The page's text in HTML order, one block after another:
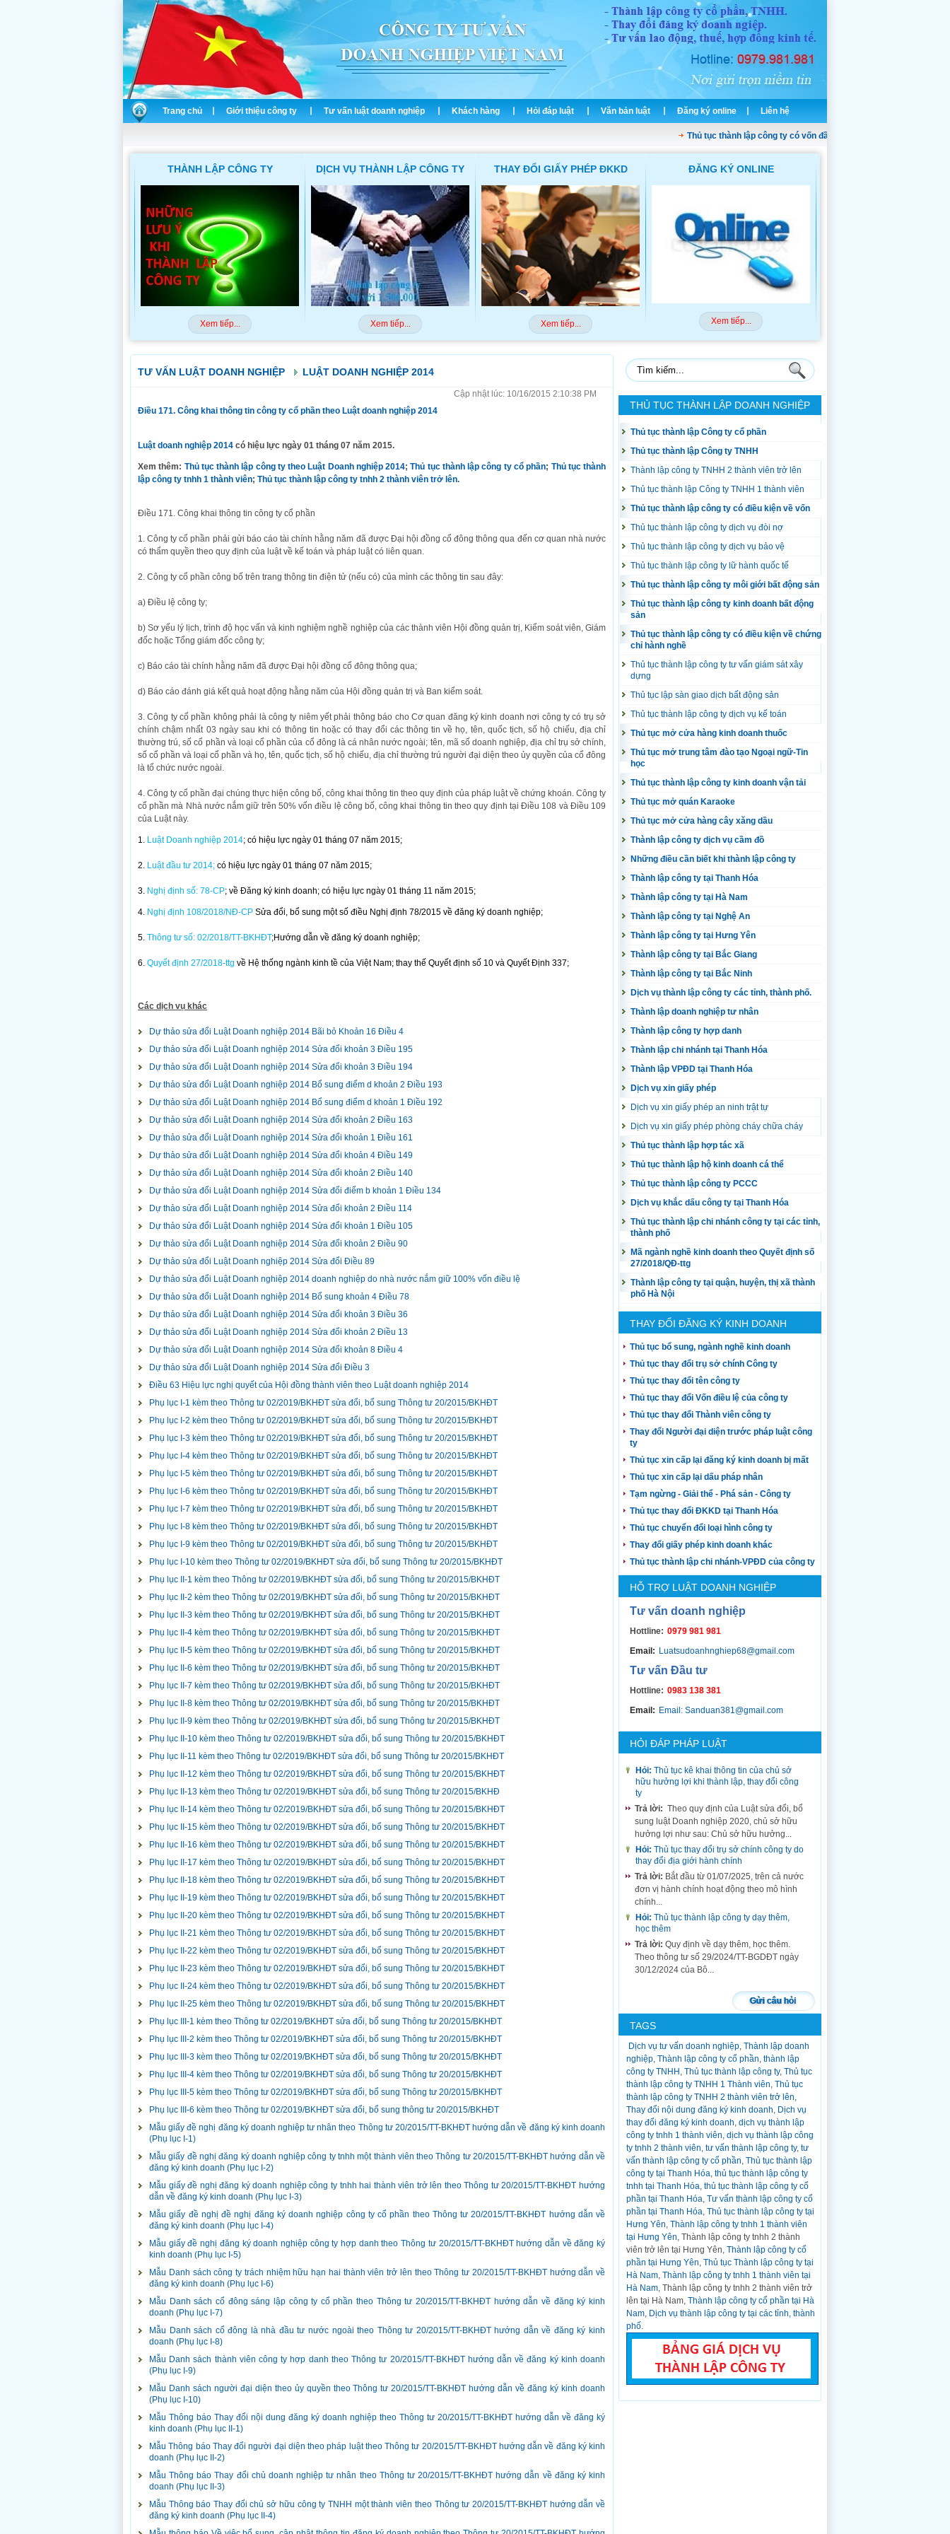
Trang chủ Giới thiệu công ty Tư vấn luật doanh nghiệp Khách hàng Hỏi đáp luật Văn bản luật Đăng ký online Liên hệ
Thủ tục thành lập công ty có vốn đầu tư nước ngoài
THÀNH LẬP CÔNG TY
Xem tiếp...
DỊCH VỤ THÀNH LẬP CÔNG TY
Xem tiếp...
THAY ĐỔI GIẤY PHÉP ĐKKD
Xem tiếp...
ĐĂNG KÝ ONLINE
Xem tiếp...
TƯ VẤN LUẬT DOANH NGHIỆP LUẬT DOANH NGHIỆP 2014
Cập nhật lúc: 10/16/2015 2:10:38 PM
Điều 171. Công khai thông tin công ty cổ phần theo Luật doanh nghiệp 2014
Luật doanh nghiệp 2014 có hiệu lực ngày 01 tháng 07 năm 2015.
Xem thêm: Thủ tục thành lập công ty theo Luật Doanh nghiệp 2014;Thủ tục thành lập công ty cổ phần; Thủ tục thành
lập công ty tnhh 1 thành viên; Thủ tục thành lập công ty tnhh 2 thành viên trở lên.
Điều 171. Công khai thông tin công ty cổ phần
1. Công ty cổ phần phải gửi báo cáo tài chính hằng năm đã được Đại hội đồng cổ đông thông qua đến cơ quan nhà nước
có thẩm quyền theo quy định của luật về kế toán và pháp luật có liên quan.
2. Công ty cổ phần công bố trên trang thông tin điện tử (nếu có) của mình các thông tin sau đây:
a) Điều lệ công ty;
b) Sơ yếu lý lịch, trình độ học vấn và kinh nghiệm nghề nghiệp của các thành viên Hội đồng quản trị, Kiểm soát viên, Giám
đốc hoặc Tổng giám đốc công ty;
c) Báo cáo tài chính hằng năm đã được Đại hội đồng cổ đông thông qua;
d) Báo cáo đánh giá kết quả hoạt động hằng năm của Hội đồng quản trị và Ban kiểm soát.
3. Công ty cổ phần không phải là công ty niêm yết phải thông báo cho Cơ quan đăng ký kinh doanh nơi công ty có trụ sở
chính chậm nhất 03 ngày sau khi có thông tin hoặc có thay đổi các thông tin về họ, tên, quốc tịch, số hộ chiếu, địa chỉ
thường trú, số cổ phần và loại cổ phần của cổ đông là cá nhân nước ngoài; tên, mã số doanh nghiệp, địa chỉ trụ sở chính,
số cổ phần và loại cổ phần và họ, tên, quốc tịch, số hộ chiếu, địa chỉ thường trú người đại diện theo ủy quyền của cổ đông
là tổ chức nước ngoài.
4. Công ty cổ phần đại chúng thực hiện công bố, công khai thông tin theo quy định của pháp luật về chứng khoán. Công ty
cổ phần mà Nhà nước nắm giữ trên 50% vốn điều lệ công bố, công khai thông tin theo quy định tại Điều 108 và Điều 109
của Luật này.
1. Luật Doanh nghiệp 2014; có hiệu lực ngày 01 tháng 07 năm 2015;
2. Luật đầu tư 2014; có hiệu lực ngày 01 tháng 07 năm 2015;
3. Nghị định số: 78-CP; về Đăng ký kinh doanh; có hiệu lực ngày 01 tháng 11 năm 2015;
4. Nghị định 108/2018/NĐ-CP Sửa đổi, bổ sung một số điều Nghị định 78/2015 về đăng ký doanh nghiệp;
5. Thông tư số: 02/2018/TT-BKHĐT;Hướng dẫn về đăng ký doanh nghiệp;
6. Quyết định 27/2018-ttg về Hệ thống ngành kinh tề của Việt Nam; thay thế Quyết định số 10 và Quyết Định 337;
Các dịch vụ khác
Dự thảo sửa đổi Luật Doanh nghiệp 2014 Bãi bỏ Khoản 16 Điều 4
Dự thảo sửa đổi Luật Doanh nghiệp 2014 Sửa đổi khoản 3 Điều 195
Dự thảo sửa đổi Luật Doanh nghiệp 2014 Sửa đổi khoản 3 Điều 194
Dự thảo sửa đổi Luật Doanh nghiệp 2014 Bổ sung điểm d khoản 2 Điều 193
Dự thảo sửa đổi Luật Doanh nghiệp 2014 Bổ sung điểm d khoản 1 Điều 192
Dự thảo sửa đổi Luật Doanh nghiệp 2014 Sửa đổi khoản 2 Điều 163
Dự thảo sửa đổi Luật Doanh nghiệp 2014 Sửa đổi khoản 1 Điều 161
Dự thảo sửa đổi Luật Doanh nghiệp 2014 Sửa đổi khoản 4 Điều 149
Dự thảo sửa đổi Luật Doanh nghiệp 2014 Sửa đổi khoản 2 Điều 140
Dự thảo sửa đổi Luật Doanh nghiệp 2014 Sửa đổi điểm b khoản 1 Điều 134
Dự thảo sửa đổi Luật Doanh nghiệp 2014 Sửa đổi khoản 2 Điều 114
Dự thảo sửa đổi Luật Doanh nghiệp 2014 Sửa đổi khoản 1 Điều 105
Dự thảo sửa đổi Luật Doanh nghiệp 2014 Sửa đổi khoản 2 Điều 90
Dự thảo sửa đổi Luật Doanh nghiệp 2014 Sửa đổi Điều 89
Dự thảo sửa đổi Luật Doanh nghiệp 2014 doanh nghiệp do nhà nước nắm giữ 100% vốn điều lệ
Dự thảo sửa đổi Luật Doanh nghiệp 2014 Bổ sung khoản 4 Điều 78
Dự thảo sửa đổi Luật Doanh nghiệp 2014 Sửa đổi khoản 3 Điều 36
Dự thảo sửa đổi Luật Doanh nghiệp 2014 Sửa đổi khoản 2 Điều 13
Dự thảo sửa đổi Luật Doanh nghiệp 2014 Sửa đổi khoản 8 Điều 4
Dự thảo sửa đổi Luật Doanh nghiệp 2014 Sửa đổi Điều 3
Điều 63 Hiệu lực nghị quyết của Hội đồng thành viên theo Luật doanh nghiệp 2014
Phụ lục I-1 kèm theo Thông tư 02/2019/BKHĐT sửa đổi, bổ sung Thông tư 20/2015/BKHĐT
Phụ lục I-2 kèm theo Thông tư 02/2019/BKHĐT sửa đổi, bổ sung Thông tư 20/2015/BKHĐT
Phụ lục I-3 kèm theo Thông tư 02/2019/BKHĐT sửa đổi, bổ sung Thông tư 20/2015/BKHĐT
Phụ lục I-4 kèm theo Thông tư 02/2019/BKHĐT sửa đổi, bổ sung Thông tư 20/2015/BKHĐT
Phụ lục I-5 kèm theo Thông tư 02/2019/BKHĐT sửa đổi, bổ sung Thông tư 20/2015/BKHĐT
Phụ lục I-6 kèm theo Thông tư 02/2019/BKHĐT sửa đổi, bổ sung Thông tư 20/2015/BKHĐT
Phụ lục I-7 kèm theo Thông tư 02/2019/BKHĐT sửa đổi, bổ sung Thông tư 20/2015/BKHĐT
Phụ lục I-8 kèm theo Thông tư 02/2019/BKHĐT sửa đổi, bổ sung Thông tư 20/2015/BKHĐT
Phụ lục I-9 kèm theo Thông tư 02/2019/BKHĐT sửa đổi, bổ sung Thông tư 20/2015/BKHĐT
Phụ lục I-10 kèm theo Thông tư 02/2019/BKHĐT sửa đổi, bổ sung Thông tư 20/2015/BKHĐT
Phụ lục II-1 kèm theo Thông tư 02/2019/BKHĐT sửa đổi, bổ sung Thông tư 20/2015/BKHĐT
Phụ lục II-2 kèm theo Thông tư 02/2019/BKHĐT sửa đổi, bổ sung Thông tư 20/2015/BKHĐT
Phụ lục II-3 kèm theo Thông tư 02/2019/BKHĐT sửa đổi, bổ sung Thông tư 20/2015/BKHĐT
Phụ lục II-4 kèm theo Thông tư 02/2019/BKHĐT sửa đổi, bổ sung Thông tư 20/2015/BKHĐT
Phụ lục II-5 kèm theo Thông tư 02/2019/BKHĐT sửa đổi, bổ sung Thông tư 20/2015/BKHĐT
Phụ lục II-6 kèm theo Thông tư 02/2019/BKHĐT sửa đổi, bổ sung Thông tư 20/2015/BKHĐT
Phụ lục II-7 kèm theo Thông tư 02/2019/BKHĐT sửa đổi, bổ sung Thông tư 20/2015/BKHĐT
Phụ lục II-8 kèm theo Thông tư 02/2019/BKHĐT sửa đổi, bổ sung Thông tư 20/2015/BKHĐT
Phụ lục II-9 kèm theo Thông tư 02/2019/BKHĐT sửa đổi, bổ sung Thông tư 20/2015/BKHĐT
Phụ lục II-10 kèm theo Thông tư 02/2019/BKHĐT sửa đổi, bổ sung Thông tư 20/2015/BKHĐT
Phụ lục II-11 kèm theo Thông tư 02/2019/BKHĐT sửa đổi, bổ sung Thông tư 20/2015/BKHĐT
Phụ lục II-12 kèm theo Thông tư 02/2019/BKHĐT sửa đổi, bổ sung Thông tư 20/2015/BKHĐT
Phụ lục II-13 kèm theo Thông tư 02/2019/BKHĐT sửa đổi, bổ sung Thông tư 20/2015/BKHĐ
Phụ lục II-14 kèm theo Thông tư 02/2019/BKHĐT sửa đổi, bổ sung Thông tư 20/2015/BKHĐT
Phụ lục II-15 kèm theo Thông tư 02/2019/BKHĐT sửa đổi, bổ sung Thông tư 20/2015/BKHĐT
Phụ lục II-16 kèm theo Thông tư 02/2019/BKHĐT sửa đổi, bổ sung Thông tư 20/2015/BKHĐT
Phụ lục II-17 kèm theo Thông tư 02/2019/BKHĐT sửa đổi, bổ sung Thông tư 20/2015/BKHĐT
Phụ lục II-18 kèm theo Thông tư 02/2019/BKHĐT sửa đổi, bổ sung Thông tư 20/2015/BKHĐT
Phụ lục II-19 kèm theo Thông tư 02/2019/BKHĐT sửa đổi, bổ sung Thông tư 20/2015/BKHĐT
Phụ lục II-20 kèm theo Thông tư 02/2019/BKHĐT sửa đổi, bổ sung Thông tư 20/2015/BKHĐT
Phụ lục II-21 kèm theo Thông tư 02/2019/BKHĐT sửa đổi, bổ sung Thông tư 20/2015/BKHĐT
Phụ lục II-22 kèm theo Thông tư 02/2019/BKHĐT sửa đổi, bổ sung Thông tư 20/2015/BKHĐT
Phụ lục II-23 kèm theo Thông tư 02/2019/BKHĐT sửa đổi, bổ sung Thông tư 20/2015/BKHĐT
Phụ lục II-24 kèm theo Thông tư 02/2019/BKHĐT sửa đổi, bổ sung Thông tư 20/2015/BKHĐT
Phụ lục II-25 kèm theo Thông tư 02/2019/BKHĐT sửa đổi, bổ sung Thông tư 20/2015/BKHĐT
Phụ lục III-1 kèm theo Thông tư 02/2019/BKHĐT sửa đổi, bổ sung Thông tư 20/2015/BKHĐT
Phụ lục III-2 kèm theo Thông tư 02/2019/BKHĐT sửa đổi, bổ sung Thông tư 20/2015/BKHĐT
Phụ lục III-3 kèm theo Thông tư 02/2019/BKHĐT sửa đổi, bổ sung Thông tư 20/2015/BKHĐT
Phụ lục III-4 kèm theo Thông tư 02/2019/BKHĐT sửa đổi, bổ sung Thông tư 20/2015/BKHĐT
Phụ lục III-5 kèm theo Thông tư 02/2019/BKHĐT sửa đổi, bổ sung Thông tư 20/2015/BKHĐT
Phụ lục III-6 kèm theo Thông tư 02/2019/BKHĐT sửa đổi, bổ sung thông tư 20/2015/BKHĐT
Mẫu giấy đề nghị đăng ký doanh nghiệp tư nhân theo Thông tư 20/2015/TT-BKHĐT hướng dẫn về đăng ký kinh doanh
(Phụ lục I-1)
Mẫu giấy đề nghị đăng ký doanh nghiệp công ty tnhh một thành viên theo Thông tư 20/2015/TT-BKHĐT hướng dẫn về
đăng ký kinh doanh (Phụ lục I-2)
Mẫu giấy đề nghị đăng ký doanh nghiệp công ty tnhh hai thành viên trở lên theo Thông tư 20/2015/TT-BKHĐT hướng
dẫn về đăng ký kinh doanh (Phụ lục I-3)
Mẫu giấy đề nghị đề nghị đăng ký doanh nghiệp công ty cổ phần theo Thông tư 20/2015/TT-BKHĐT hướng dẫn về
đăng ký kinh doanh (Phụ lục I-4)
Mẫu giấy đề nghị đăng ký doanh nghiệp công ty hợp danh theo Thông tư 20/2015/TT-BKHĐT hướng dẫn về đăng ký
kinh doanh (Phụ lục I-5)
Mẫu Danh sách công ty trách nhiệm hữu hạn hai thành viên trở lên theo Thông tư 20/2015/TT-BKHĐT hướng dẫn về
đăng ký kinh doanh (Phụ lục I-6)
Mẫu Danh sách cổ đông sáng lập công ty cổ phần theo Thông tư 20/2015/TT-BKHĐT hướng dẫn về đăng ký kinh
doanh (Phụ lục I-7)
Mẫu Danh sách cổ đông là nhà đầu tư nước ngoài theo Thông tư 20/2015/TT-BKHĐT hướng dẫn về đăng ký kinh
doanh (Phụ lục I-8)
Mẫu Danh sách thành viên công ty hợp danh theo Thông tư 20/2015/TT-BKHĐT hướng dẫn về đăng ký kinh doanh
(Phụ lục I-9)
Mẫu Danh sách người đại diện theo ủy quyền theo Thông tư 20/2015/TT-BKHĐT hướng dẫn về đăng ký kinh doanh
(Phụ lục I-10)
Mẫu Thông báo Thay đổi nội dung đăng ký doanh nghiệp theo Thông tư 20/2015/TT-BKHĐT hướng dẫn về đăng ký
kinh doanh (Phụ lục II-1)
Mẫu Thông báo Thay đổi người đại diện theo pháp luật theo Thông tư 20/2015/TT-BKHĐT hướng dẫn về đăng ký kinh
doanh (Phụ lục II-2)
Mẫu Thông báo Thay đổi chủ doanh nghiệp tư nhân theo Thông tư 20/2015/TT-BKHĐT hướng dẫn về đăng ký kinh
doanh (Phụ lục II-3)
Mẫu Thông báo Thay đổi chủ sở hữu công ty TNHH một thành viên theo Thông tư 20/2015/TT-BKHĐT hướng dẫn về
đăng ký kinh doanh (Phụ lục II-4)
THỦ TỤC THÀNH LẬP DOANH NGHIỆP
Thủ tục thành lập Công ty cổ phần
Thủ tục thành lập Công ty TNHH
Thành lập công ty TNHH 2 thành viên trở lên
Thủ tục thành lập Công ty TNHH 1 thành viên
Thủ tục thành lập công ty có điều kiện về vốn
Thủ tục thành lập công ty dịch vụ đòi nợ
Thủ tục thành lập công ty dịch vụ bảo vệ
Thủ tục thành lập công ty lữ hành quốc tế
Thủ tục thành lập công ty môi giới bất động sản
Thủ tục thành lập công ty kinh doanh bất động
sản
Thủ tục thành lập công ty có điều kiện về chứng
chỉ hành nghề
Thủ tục thành lập công ty tư vấn giám sát xây
dựng
Thủ tục lập sàn giao dịch bất động sản
Thủ tục thành lập công ty dịch vụ kế toán
Thủ tục mở cửa hàng kinh doanh thuốc
Thủ tục mở trung tâm đào tạo Ngoại ngữ-Tin
học
Thủ tục thành lập công ty kinh doanh vận tải
Thủ tục mở quán Karaoke
Thủ tục mở cửa hàng cây xăng dầu
Thành lập công ty dịch vụ cầm đồ
Những điều cần biết khi thành lập công ty
Thành lập công ty tại Thanh Hóa
Thành lập công ty tại Hà Nam
Thành lập công ty tại Nghệ An
Thành lập công ty tại Hưng Yên
Thành lập công ty tại Bắc Giang
Thành lập công ty tại Bắc Ninh
Dịch vụ thành lập công ty các tỉnh, thành phố.
Thành lập doanh nghiệp tư nhân
Thành lập công ty hợp danh
Thành lập chi nhánh tại Thanh Hóa
Thành lập VPĐD tại Thanh Hóa
Dịch vụ xin giấy phép
Dịch vụ xin giấy phép an ninh trật tự
Dịch vụ xin giấy phép phòng cháy chữa cháy
Thủ tục thành lập hợp tác xã
Thủ tục thành lập hộ kinh doanh cá thể
Thủ tục thành lập công ty PCCC
Dịch vụ khắc dấu công ty tại Thanh Hóa
Thủ tục thành lập chi nhánh công ty tại các tỉnh,
thành phố
Mã ngành nghề kinh doanh theo Quyết định số
27/2018/QĐ-ttg
Thành lập công ty tại quận, huyện, thị xã thành
phố Hà Nội
THAY ĐỔI ĐĂNG KÝ KINH DOANH
Thủ tục bổ sung, ngành nghề kinh doanh
Thủ tục thay đổi trụ sở chính Công ty
Thủ tục thay đổi tên công ty
Thủ tục thay đổi Vốn điều lệ của công ty
Thủ tục thay đổi Thành viên công ty
Thay đổi Người đại diện trước pháp luật công
ty
Thủ tục xin cấp lại đăng ký kinh doanh bị mất
Thủ tục xin cấp lại dấu pháp nhân
Tạm ngừng - Giải thể - Phá sản - Công ty
Thủ tục thay đổi ĐKKD tại Thanh Hóa
Thủ tục chuyển đổi loại hình công ty
Thay đổi giấy phép kinh doanh khác
Thủ tục thành lập chi nhánh-VPĐD của công ty
HỖ TRỢ LUẬT DOANH NGHIỆP
Tư vấn doanh nghiệp
Hottline: 0979 981 981
Email: Luatsudoanhnghiep68@gmail.com
Tư vấn Đầu tư
Hottline: 0983 138 381
Email: Email: Sanduan381@gmail.com
HỎI ĐÁP PHÁP LUẬT
Hỏi: Thủ tục kê khai thông tin của chủ sở
hữu hưởng lợi khi thành lập, thay đổi công
ty
Trả lời: Theo quy định của Luật sửa đổi, bổ
sung luật Doanh nghiệp 2020, chủ sở hữu
hưởng lợi như sau: Chủ sở hữu hưởng...
Hỏi: Thủ tục thay đổi trụ sở chính công ty do
thay đổi địa giới hành chính
Trả lời: Bắt đầu từ 01/07/2025, trên cả nước
đơn vị hành chính hoạt động theo mô hình
chính...
Hỏi: Thủ tục thành lập công ty dạy thêm,
học thêm
Trả lời: Quy định về dạy thêm, học thêm.
Theo thông tư số 29/2024/TT-BGDĐT ngày
30/12/2024 của Bộ...
tnhh 1 thành viên thành công ty tnhh 2
Trả lời:
tnhh 1 thành viên, công ty cổ phần, công...
Hỏi:Thủ tục giải thể công ty?
Trả lời:Thủ tục giải thể công ty chia làm 3
bước: Bước 1: Soạn hồ sơ đăng Quyết định
giải thể trên cổng...
Hỏi:Thủ tục tạm ngừng hoạt động công ty?
Trả lời:Nhiều công ty trong quá trình hoạt
động kể cả đã hoạt động lâu năm và mới
thành...
Hỏi:Thủ tục thay đổi thông tin người đại
diện theo pháp luật khi thay đổi sang cccd
gắn chíp
Trả lời:Thủ tục thay đổi thông tin của người
đại diện theo pháp luật khi có thay đổi
CCCD gắn chíp...
Hỏi: Nghị định Số: 01/2021/NĐ-CP Về
Đăng ký Doanh nghiệp ngày 04 tháng 01
năm 2021
Trả lời:CHÍNH PHỦ ------- ...
Hỏi:Thành lập công ty kinh doanh bất động
sản tại Thanh Hóa
Trả lời:
doanh bất động sản trên cả nước phát triển
nhanh và bất động...
Mẫu văn bản đăng ký doanh nghiệp,
hộ kinh doanh ban hành kèm theo Thông tư
Trả lời:DANH MỤC CÁC MẪU VĂN BẢN
Gửi câu hỏi
TAGS
Dịch vụ tư vấn doanh nghiệp, Thành lập doanh
nghiệp, Thành lập công ty cổ phần, thành lập
công ty TNHH , Thủ tục thành lập công ty, Thủ tục
thành lập công ty TNHH 1 Thành viên, Thủ tục
thành lập công ty TNHH 2 thành viên trở lên,
Thay đổi nội dung đăng ký kinh doanh, Dịch vụ
thay đổi đăng ký kinh doanh, dịch vụ thành lập
công ty tnhh 1 thành viên, dịch vụ thành lập công
ty tnhh 2 thành viên, tư vấn thành lập công ty, tư
vấn thành lập công ty cổ phần, Thủ tục thành lập
công ty tại Thanh Hóa, thủ tục thành lập công ty
tnhh tại Thanh Hóa, thủ tục thành lập công ty cổ
phần tại Thanh Hóa, Tư vấn thành lập công ty cổ
phần tại Thanh Hóa, Thủ tục thành lập công ty tại
Hưng Yên, Thành lập công ty tnhh 1 thành viên
tại Hưng Yên, Thành lập công ty tnhh 2 thành
viên trở lên tại Hưng Yên, Thành lập công ty cổ
phần tại Hưng Yên, Thủ tục Thành lập công ty tại
Hà Nam, Thành lập công ty tnhh 1 thành viên tại
Hà Nam, Thành lập công ty tnhh 2 thành viên trở
lên tại Hà Nam, Thành lập công ty cổ phần tại Hà
Nam, Dịch vụ thành lập công ty tại các tỉnh, thành
phố.